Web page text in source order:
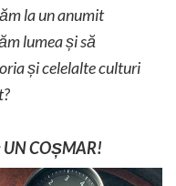
la un anumit
lumea și să
și celelalte culturi
UN COȘMAR!